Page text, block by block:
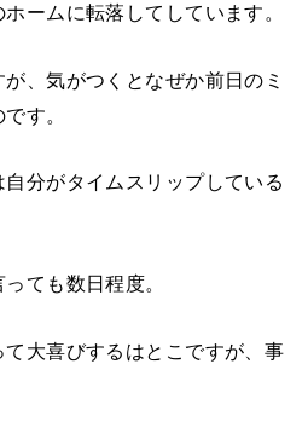
ームに転落してしています。
、気がつくとなぜか前日のミ
す。
分がタイムスリップしている
ても数日程度。
大喜びするはとこですが、事